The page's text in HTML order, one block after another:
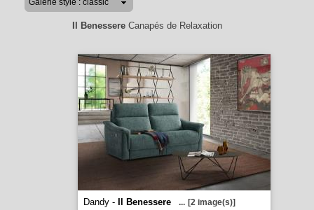
Il BenessereCanapés de Relaxation
Dandy - Il Benessere ... [2 image(s)]